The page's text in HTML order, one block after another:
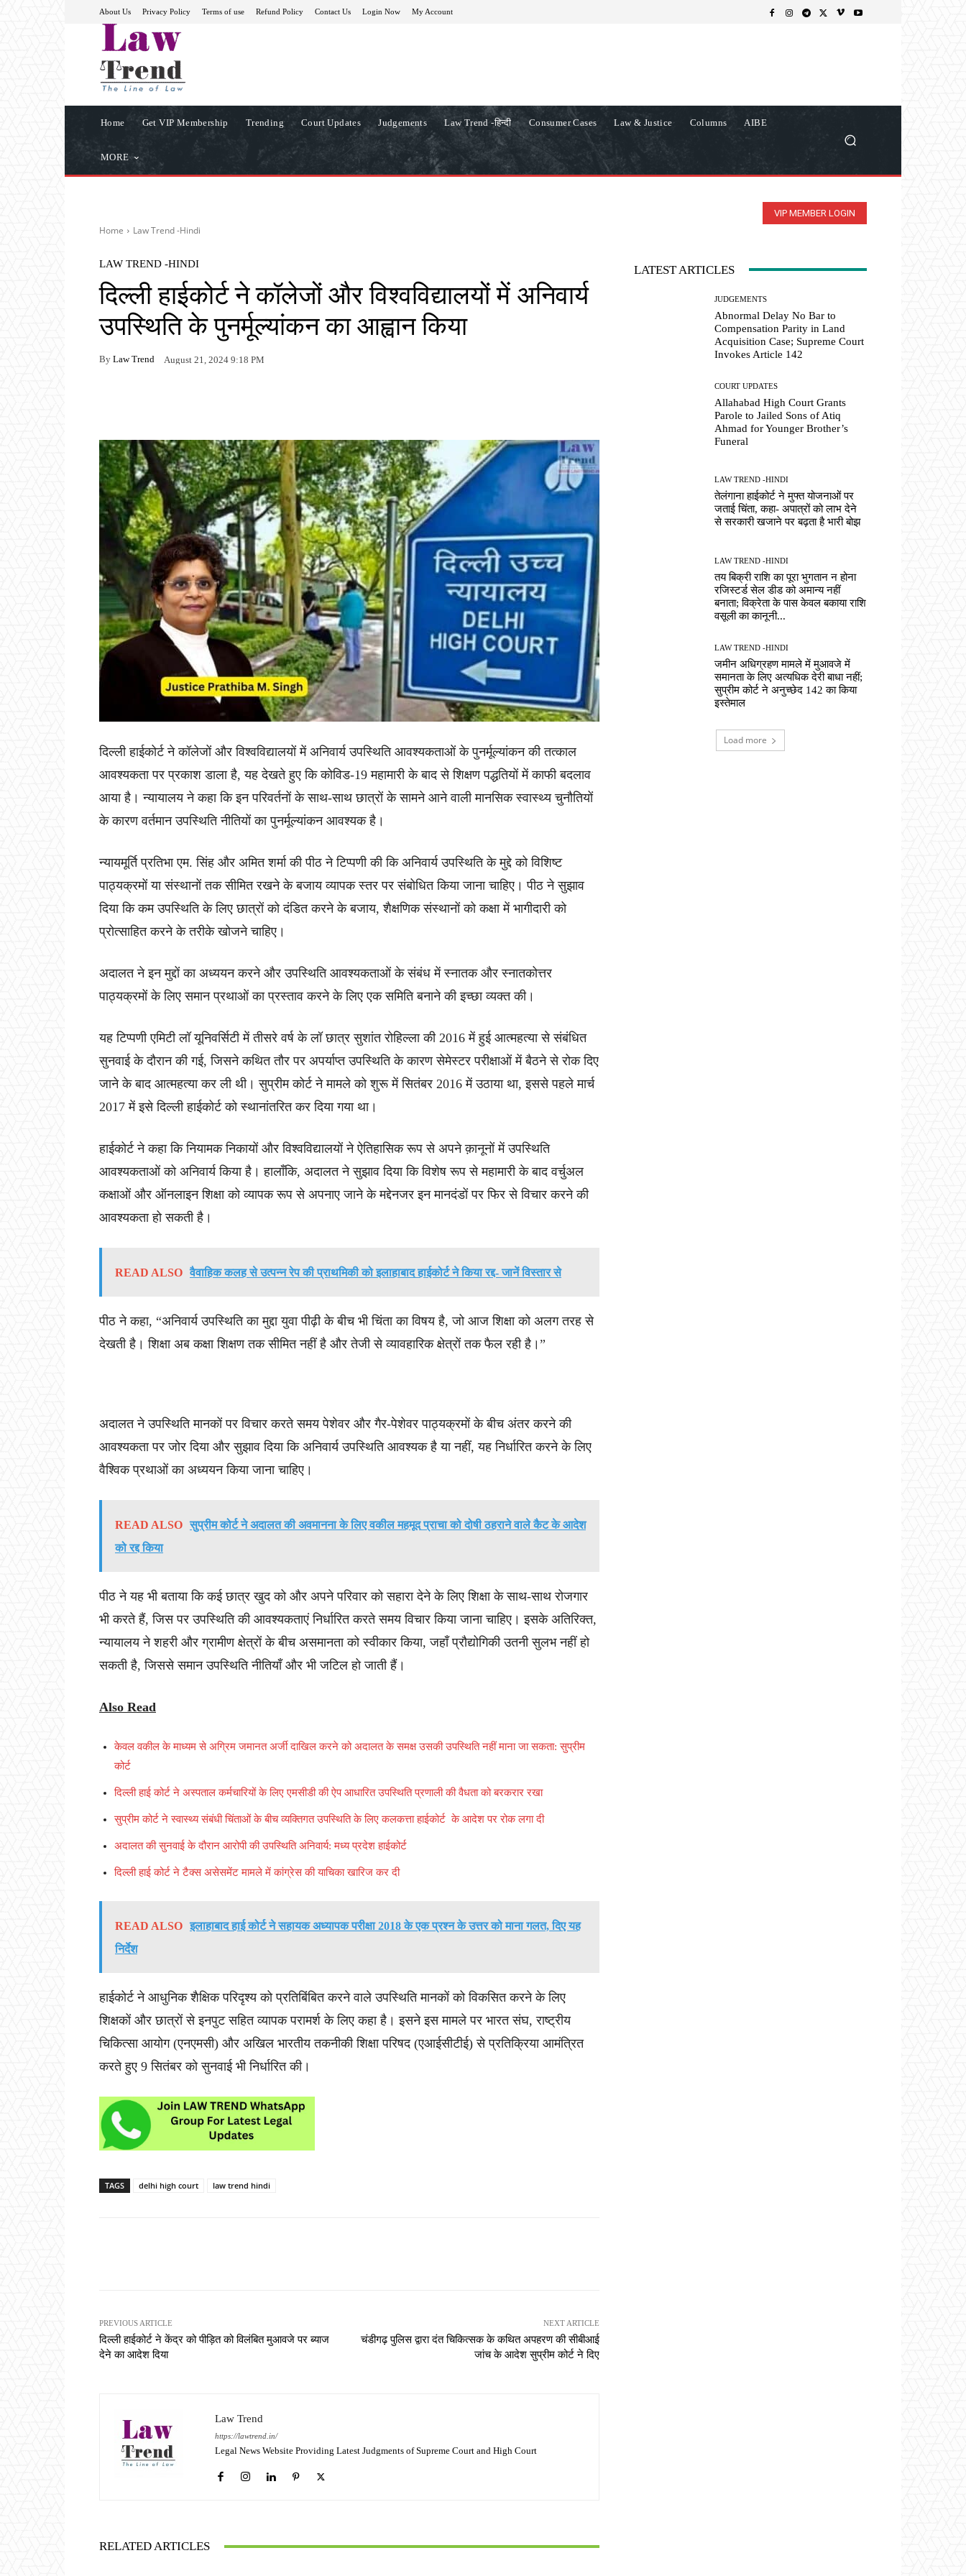
About Us Privacy Policy Terms of use Refund Policy Contact Us Login Now My Account
Home Get VIP Membership Trending Court Updates Judgements Law Trend -हिन्दी Consumer Cases Law & Justice Columns AIBE
MORE
VIP MEMBER LOGIN
Home Law Trend -Hindi
LAW TREND -HINDI
दिल्ली हाईकोर्ट ने कॉलेजों और विश्वविद्यालयों में अनिवार्य
उपस्थिति के पुनर्मूल्यांकन का आह्वान किया
By Law Trend August 21, 2024 9:18 PM
दिल्ली हाईकोर्ट ने कॉलेजों और विश्वविद्यालयों में अनिवार्य उपस्थिति आवश्यकताओं के पुनर्मूल्यांकन की तत्काल
आवश्यकता पर प्रकाश डाला है, यह देखते हुए कि कोविड-19 महामारी के बाद से शिक्षण पद्धतियों में काफी बदलाव
आया है। न्यायालय ने कहा कि इन परिवर्तनों के साथ-साथ छात्रों के सामने आने वाली मानसिक स्वास्थ्य चुनौतियों
के कारण वर्तमान उपस्थिति नीतियों का पुनर्मूल्यांकन आवश्यक है।
न्यायमूर्ति प्रतिभा एम. सिंह और अमित शर्मा की पीठ ने टिप्पणी की कि अनिवार्य उपस्थिति के मुद्दे को विशिष्ट
पाठ्यक्रमों या संस्थानों तक सीमित रखने के बजाय व्यापक स्तर पर संबोधित किया जाना चाहिए। पीठ ने सुझाव
दिया कि कम उपस्थिति के लिए छात्रों को दंडित करने के बजाय, शैक्षणिक संस्थानों को कक्षा में भागीदारी को
प्रोत्साहित करने के तरीके खोजने चाहिए।
अदालत ने इन मुद्दों का अध्ययन करने और उपस्थिति आवश्यकताओं के संबंध में स्नातक और स्नातकोत्तर
पाठ्यक्रमों के लिए समान प्रथाओं का प्रस्ताव करने के लिए एक समिति बनाने की इच्छा व्यक्त की।
यह टिप्पणी एमिटी लॉ यूनिवर्सिटी में तीसरे वर्ष के लॉ छात्र सुशांत रोहिल्ला की 2016 में हुई आत्महत्या से संबंधित
सुनवाई के दौरान की गई, जिसने कथित तौर पर अपर्याप्त उपस्थिति के कारण सेमेस्टर परीक्षाओं में बैठने से रोक दिए
जाने के बाद आत्महत्या कर ली थी। सुप्रीम कोर्ट ने मामले को शुरू में सितंबर 2016 में उठाया था, इससे पहले मार्च
2017 में इसे दिल्ली हाईकोर्ट को स्थानांतरित कर दिया गया था।
हाईकोर्ट ने कहा कि नियामक निकायों और विश्वविद्यालयों ने ऐतिहासिक रूप से अपने क़ानूनों में उपस्थिति
आवश्यकताओं को अनिवार्य किया है। हालाँकि, अदालत ने सुझाव दिया कि विशेष रूप से महामारी के बाद वर्चुअल
कक्षाओं और ऑनलाइन शिक्षा को व्यापक रूप से अपनाए जाने के मद्देनजर इन मानदंडों पर फिर से विचार करने की
आवश्यकता हो सकती है।
READ ALSO वैवाहिक कलह से उत्पन्न रेप की प्राथमिकी को इलाहाबाद हाईकोर्ट ने किया रद्द- जानें विस्तार से
पीठ ने कहा, “अनिवार्य उपस्थिति का मुद्दा युवा पीढ़ी के बीच भी चिंता का विषय है, जो आज शिक्षा को अलग तरह से
देखती है। शिक्षा अब कक्षा शिक्षण तक सीमित नहीं है और तेजी से व्यावहारिक क्षेत्रों तक फैल रही है।”
अदालत ने उपस्थिति मानकों पर विचार करते समय पेशेवर और गैर-पेशेवर पाठ्यक्रमों के बीच अंतर करने की
आवश्यकता पर जोर दिया और सुझाव दिया कि अनिवार्य उपस्थिति आवश्यक है या नहीं, यह निर्धारित करने के लिए
वैश्विक प्रथाओं का अध्ययन किया जाना चाहिए।
READ ALSO सुप्रीम कोर्ट ने अदालत की अवमानना ​​के लिए वकील महमूद प्राचा को दोषी ठहराने वाले कैट के आदेश
को रद्द किया
पीठ ने यह भी बताया कि कई छात्र खुद को और अपने परिवार को सहारा देने के लिए शिक्षा के साथ-साथ रोजगार
भी करते हैं, जिस पर उपस्थिति की आवश्यकताएं निर्धारित करते समय विचार किया जाना चाहिए। इसके अतिरिक्त,
न्यायालय ने शहरी और ग्रामीण क्षेत्रों के बीच असमानता को स्वीकार किया, जहाँ प्रौद्योगिकी उतनी सुलभ नहीं हो
सकती है, जिससे समान उपस्थिति नीतियाँ और भी जटिल हो जाती हैं।
Also Read
केवल वकील के माध्यम से अग्रिम जमानत अर्जी दाखिल करने को अदालत के समक्ष उसकी उपस्थिति नहीं माना जा सकता: सुप्रीम
कोर्ट
दिल्ली हाई कोर्ट ने अस्पताल कर्मचारियों के लिए एमसीडी की ऐप आधारित उपस्थिति प्रणाली की वैधता को बरकरार रखा
सुप्रीम कोर्ट ने स्वास्थ्य संबंधी चिंताओं के बीच व्यक्तिगत उपस्थिति के लिए कलकत्ता हाईकोर्ट के आदेश पर रोक लगा दी
अदालत की सुनवाई के दौरान आरोपी की उपस्थिति अनिवार्य: मध्य प्रदेश हाईकोर्ट
दिल्ली हाई कोर्ट ने टैक्स असेसमेंट मामले में कांग्रेस की याचिका खारिज कर दी
READ ALSO इलाहाबाद हाई कोर्ट ने सहायक अध्यापक परीक्षा 2018 के एक प्रश्न के उत्तर को माना गलत, दिए यह
निर्देश
हाईकोर्ट ने आधुनिक शैक्षिक परिदृश्य को प्रतिबिंबित करने वाले उपस्थिति मानकों को विकसित करने के लिए
शिक्षकों और छात्रों से इनपुट सहित व्यापक परामर्श के लिए कहा है। इसने इस मामले पर भारत संघ, राष्ट्रीय
चिकित्सा आयोग (एनएमसी) और अखिल भारतीय तकनीकी शिक्षा परिषद (एआईसीटीई) से प्रतिक्रिया आमंत्रित
करते हुए 9 सितंबर को सुनवाई भी निर्धारित की।
TAGS delhi high court law trend hindi
PREVIOUS ARTICLE
दिल्ली हाईकोर्ट ने केंद्र को पीड़ित को विलंबित मुआवजे पर ब्याज
देने का आदेश दिया
NEXT ARTICLE
चंडीगढ़ पुलिस द्वारा दंत चिकित्सक के कथित अपहरण की सीबीआई
जांच के आदेश सुप्रीम कोर्ट ने दिए
Law Trend
https://lawtrend.in/
Legal News Website Providing Latest Judgments of Supreme Court and High Court
RELATED ARTICLES
LATEST ARTICLES
JUDGEMENTS
Abnormal Delay No Bar to
Compensation Parity in Land
Acquisition Case; Supreme Court
Invokes Article 142
COURT UPDATES
Allahabad High Court Grants
Parole to Jailed Sons of Atiq
Ahmad for Younger Brother’s
Funeral
LAW TREND -HINDI
तेलंगाना हाईकोर्ट ने मुफ्त योजनाओं पर
जताई चिंता, कहा- अपात्रों को लाभ देने
से सरकारी खजाने पर बढ़ता है भारी बोझ
LAW TREND -HINDI
तय बिक्री राशि का पूरा भुगतान न होना
रजिस्टर्ड सेल डीड को अमान्य नहीं
बनाता; विक्रेता के पास केवल बकाया राशि
वसूली का कानूनी...
LAW TREND -HINDI
जमीन अधिग्रहण मामले में मुआवजे में
समानता के लिए अत्यधिक देरी बाधा नहीं;
सुप्रीम कोर्ट ने अनुच्छेद 142 का किया
इस्तेमाल
Load more